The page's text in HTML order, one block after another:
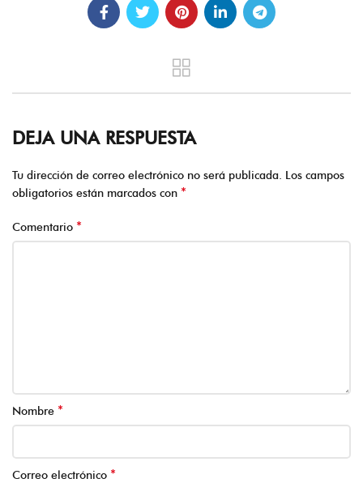
DEJA UNA RESPUESTA
Tu dirección de correo electrónico no será publicada. Los campos
obligatorios están marcados con *
Comentario *
Nombre *
Correo electrónico *